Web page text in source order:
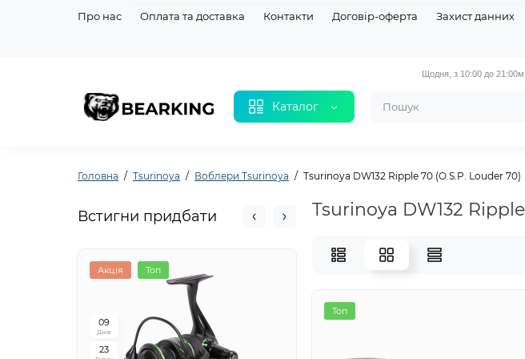
Про нас Оплата та доставка Контакти Договір-оферта Захист данних
Каталог
Щодня, з 10:00 до 21:00
Головна Tsurinoya Воблери Tsurinoya Tsurinoya DW132 Ripple 70 (O.S.P. Louder 70)
Встигни придбати
Акція Топ
09
Днів
23
09
Tsurinoya DW132
Топ